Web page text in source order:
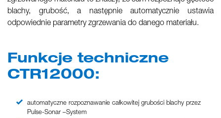
blachy, grubość, a następnie automatycznie ustawia
odpowiednie parametry zgrzewania do danego materiału.
Funkcje techniczne
CTR12000:
automatyczne rozpoznawanie całkowitej grubości blachy przez
Pulse-Sonar –System